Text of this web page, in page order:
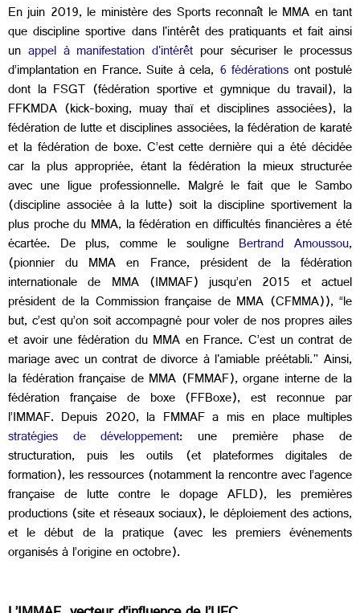
En juin 2019, le ministère des Sports reconnaît le MMA en tant
que discipline sportive dans l'intérêt des pratiquants et fait ainsi
un appel à manifestation d'intérêt pour sécuriser le processus
d’implantation en France. Suite à cela, 6 fédérations ont postulé
dont la FSGT (fédération sportive et gymnique du travail), la
FFKMDA (kick-boxing, muay thaï et disciplines associées), la
fédération de lutte et disciplines associées, la fédération de karaté
et la fédération de boxe. C’est cette dernière qui a été décidée
car la plus appropriée, étant la fédération la mieux structurée
avec une ligue professionnelle. Malgré le fait que le Sambo
(discipline associée à la lutte) soit la discipline sportivement la
plus proche du MMA, la fédération en difficultés financières a été
écartée. De plus, comme le souligne Bertrand Amoussou,
(pionnier du MMA en France, président de la fédération
internationale de MMA (IMMAF) jusqu’en 2015 et actuel
président de la Commission française de MMA (CFMMA)), “le
but, c’est qu’on soit accompagné pour voler de nos propres ailes
et avoir une fédération du MMA en France. C’est un contrat de
mariage avec un contrat de divorce à l'amiable préétabli." Ainsi,
la fédération française de MMA (FMMAF), organe interne de la
fédération française de boxe (FFBoxe), est reconnue par
l’IMMAF. Depuis 2020, la FMMAF a mis en place multiples
stratégies de développement: une première phase de
structuration, puis les outils (et plateformes digitales de
formation), les ressources (notamment la rencontre avec l’agence
française de lutte contre le dopage AFLD), les premières
productions (site et réseaux sociaux), le déploiement des actions,
et le début de la pratique (avec les premiers événements
organisés à l’origine en octobre).